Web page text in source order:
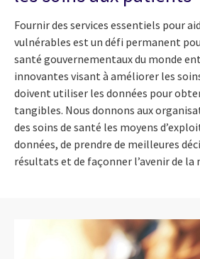
Fournir des services essentiels pour
vulnérables est un défi permanent
santé gouvernementaux du monde
innovantes visant à améliorer les
doivent utiliser les données pour
tangibles. Nous donnons aux
des soins de santé les moyens
données, de prendre de meilleures
résultats et de façonner l’avenir de la